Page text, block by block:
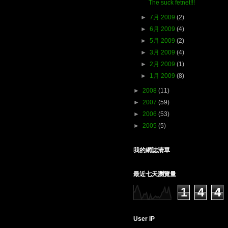
The suck fetnet!!!
►7月 2009(2)
►6月 2009(4)
►5月 2009(2)
►3月 2009(4)
►2月 2009(1)
► 1月 2009(8)
► 2008 (11)
► 2007 (59)
► 2006 (53)
► 2005 (5)
我的網誌清單
最近七天瀏覽量
1 4 4
User IP